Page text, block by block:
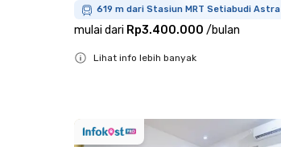
619 m dari Stasiun MRT Setiabudi Astra
mulai dari Rp3.400.000 /bulan
Lihat info lebih banyak